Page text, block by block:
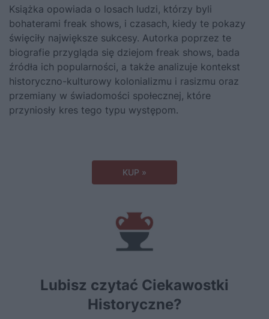
Książka opowiada o losach ludzi, którzy byli
bohaterami freak shows, i czasach, kiedy te pokazy
święciły największe sukcesy. Autorka poprzez te
biografie przygląda się dziejom freak shows, bada
źródła ich popularności, a także analizuje kontekst
historyczno-kulturowy kolonializmu i rasizmu oraz
przemiany w świadomości społecznej, które
przyniosły kres tego typu występom.
KUP »